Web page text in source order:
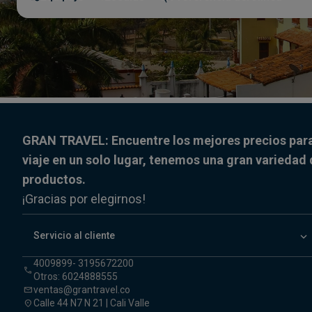
GRAN TRAVEL: Encuentre los mejores precios
viaje en un solo lugar, tenemos una gran variedad
productos.
¡Gracias por elegirnos!
Servicio al cliente keyboard_arrow_down
call
4009899- 3195672200
Otros: 6024888555
mailventas@grantravel.co
location_on Calle 44 N7 N 21 | Cali Valle